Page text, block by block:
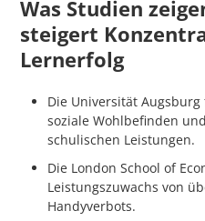
Was Studien
steigert
Lernerfolg
Die Universität
soziale Wohlbefinden
schulischen Leistungen.
Die London School of
Leistungszuwachs von
Handyverbots.